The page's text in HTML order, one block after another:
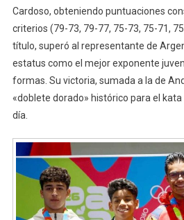
Cardoso, obteniendo puntuaciones
criterios (79-73, 79-77, 75-73, 75-71,
título, superó al representante de
estatus como el mejor exponente
formas. Su victoria, sumada a la de
«doblete dorado» histórico para el
día.